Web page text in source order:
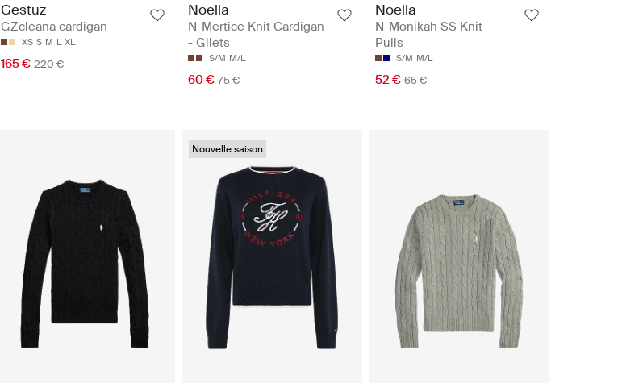
Gestuz
GZcleana cardigan
XS S M L XL
165 € 220 €
Noella
N-Mertice Knit Cardigan
- Gilets
S/M M/L
60 € 75 €
Noella
N-Monikah SS Knit -
Pulls
S/M M/L
52 € 65 €
Nouvelle saison